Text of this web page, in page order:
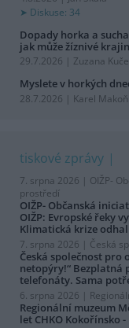
Diskuse: 34
Dopady horka a
jak může žíznivé
29.7.2026 | Zuzana
Myslete v horkých
28.7.2026 | Karel Makoň
tiskové zprávy
7. srpna 2026 | OIŽP-
prostředí
OIŽP- Občanská
OIŽP: Evropské řeky
Klimatická krize
7. srpna 2026 | Česká
Česká společnost pro
netopýry!“ Bezplatná
telefonáty. Sama
6. srpna 2026 |
Regionální muzeum
let CHKO Kokořínsko